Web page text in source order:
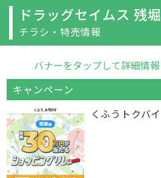
ドラッグセイムス 残
チラシ・特売情報
バナーをタップして詳細情
キャンペーン
くふうトクバ